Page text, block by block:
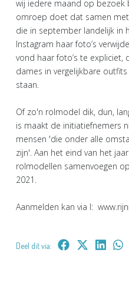
wij iedere maand op bezoek
omroep doet dat samen
die in september landelijk in
Instagram haar foto’s
vond haar foto’s te expliciet,
dames in vergelijkbare
staan.
Of zo'n rolmodel dik, dun,
is maakt de initiatiefnemers
mensen 'die onder alle
zijn'. Aan het eind van het
rolmodellen samenvoegen
2021.
Aanmelden kan via I:
Deel dit via: